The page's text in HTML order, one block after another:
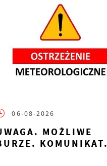
06-08-2026
MOŻLIWE
KOMUNIKAT.